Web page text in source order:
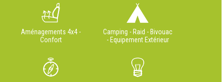
Aménagements 4x4 -
Confort
Camping - Raid - Bivouac
- Equipement Extérieur